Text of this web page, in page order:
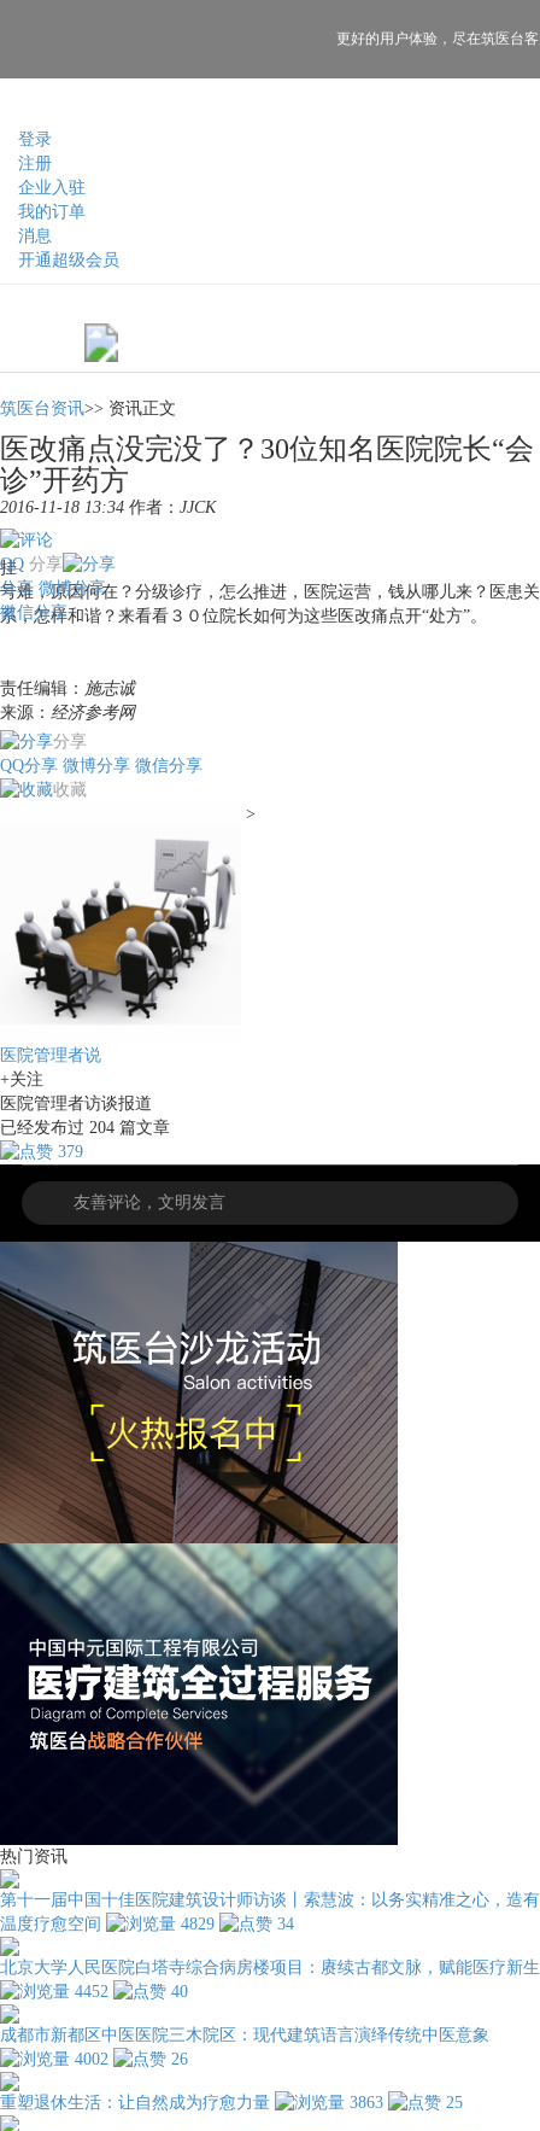
登录
注册
企业入驻
我的订单
消息
开通超级会员
更好的用户体验， 尽在筑医台
筑医台资讯>> 资讯正文
医改痛点没完没了？30位知名医院院长“会
诊”开药方
2016-11-18 13:34 作者： JJCK
分享
QQ
分享 微博分享
微信分享
挂
号难，原因何在？分级诊疗，怎么推进，医院运营，钱从哪儿来？医患关
系，怎样和谐？来看看３０位院长如何为这些医改痛点开“处方”。
责任编辑： 施志诚
来源： 经济参考网
分享
QQ分享 微博分享 微信分享
收藏
>
医院管理者说
+关注
医院管理者访谈报道
已经发布过 204 篇文章
379
热门资讯
第十一届中国十佳医院建筑设计师访谈丨索慧波：以务实精准之心，造有
温度疗愈空间
4829 34
北京大学人民医院白塔寺综合病房楼项目：赓续古都文脉，赋能医疗新生
4452
40
成都市新都区中医医院三木院区：现代建筑语言演绎传统中医意象
4002
26
重塑退休生活：让自然成为疗愈力量 3863 25